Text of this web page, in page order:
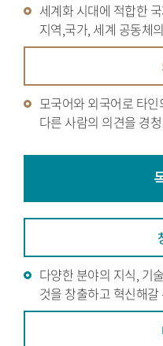
세계화 시대에 적합한
지역,국가, 세계 공동체
모국어와 외국어로 타
다른 사람의 의견을 경
다양한 분야의 지식, 기
것을 창출하고 혁신해갈